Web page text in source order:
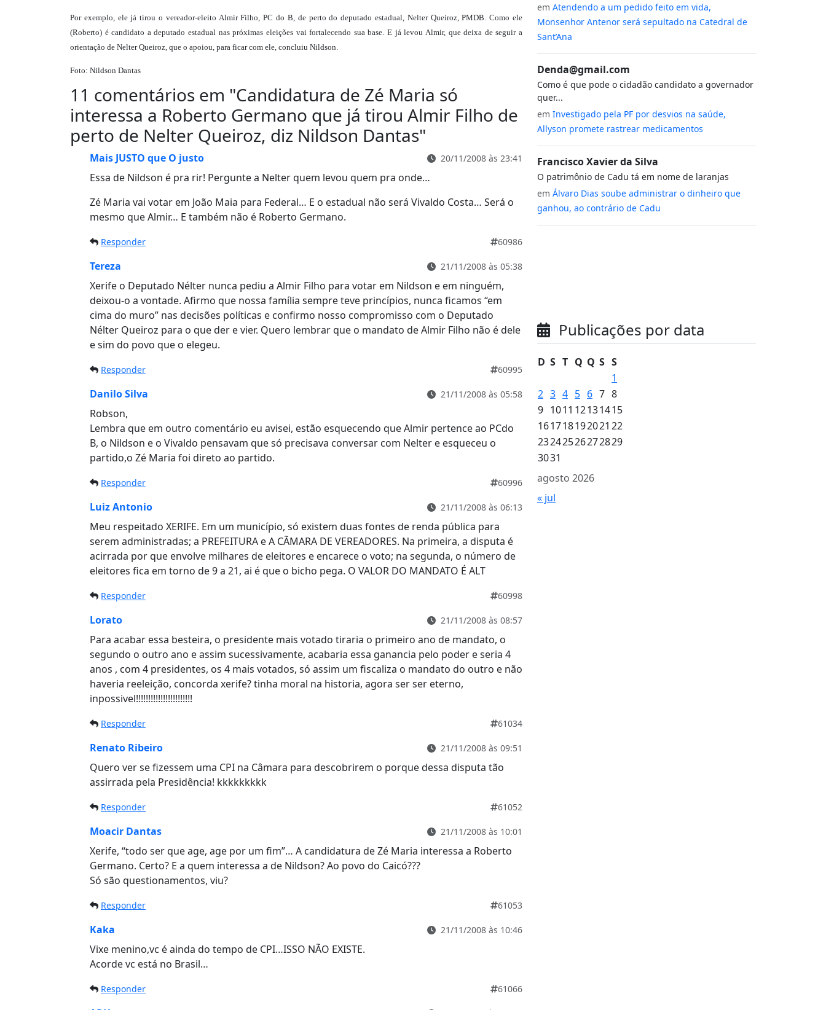
Por exemplo, ele já tirou o vereador-eleito Almir Filho, PC do B, de perto do deputado estadual, Nelter Queiroz, PMDB. Como ele
(Roberto) é candidato a deputado estadual nas próximas eleições vai fortalecendo sua base. E já levou Almir, que deixa de seguir a
orientação de Nelter Queiroz, que o apoiou, para ficar com ele, concluiu Nildson.
Foto: Nildson Dantas
11 comentários em "Candidatura de Zé Maria só
interessa a Roberto Germano que já tirou Almir Filho de
perto de Nelter Queiroz, diz Nildson Dantas"
Mais JUSTO que O justo 20/11/2008 às 23:41
Essa de Nildson é pra rir! Pergunte a Nelter quem levou quem pra onde…
Zé Maria vai votar em João Maia para Federal… E o estadual não será Vivaldo Costa… Será o
mesmo que Almir… E também não é Roberto Germano.
Responder 60986
Tereza 21/11/2008 às 05:38
Xerife o Deputado Nélter nunca pediu a Almir Filho para votar em Nildson e em ninguém,
deixou-o a vontade. Afirmo que nossa família sempre teve princípios, nunca ficamos “em
cima do muro” nas decisões políticas e confirmo nosso compromisso com o Deputado
Nélter Queiroz para o que der e vier. Quero lembrar que o mandato de Almir Filho não é dele
e sim do povo que o elegeu.
Responder 60995
Danilo Silva 21/11/2008 às 05:58
Robson,
Lembra que em outro comentário eu avisei, estão esquecendo que Almir pertence ao PCdo
B, o Nildson e o Vivaldo pensavam que só precisava conversar com Nelter e esqueceu o
partido,o Zé Maria foi direto ao partido.
Responder 60996
Luiz Antonio 21/11/2008 às 06:13
Meu respeitado XERIFE. Em um município, só existem duas fontes de renda pública para
serem administradas; a PREFEITURA e A CÃMARA DE VEREADORES. Na primeira, a disputa é
acirrada por que envolve milhares de eleitores e encarece o voto; na segunda, o número de
eleitores fica em torno de 9 a 21, ai é que o bicho pega. O VALOR DO MANDATO É ALT
Responder 60998
Lorato 21/11/2008 às 08:57
Para acabar essa besteira, o presidente mais votado tiraria o primeiro ano de mandato, o
segundo o outro ano e assim sucessivamente, acabaria essa ganancia pelo poder e seria 4
anos , com 4 presidentes, os 4 mais votados, só assim um fiscaliza o mandato do outro e não
haveria reeleição, concorda xerife? tinha moral na historia, agora ser ser eterno,
inpossivel!!!!!!!!!!!!!!!!!!!!!!!
Responder 61034
Renato Ribeiro 21/11/2008 às 09:51
Quero ver se fizessem uma CPI na Câmara para descobrirem o porque dessa disputa tão
assirrada pela Presidência! kkkkkkkkk
Responder 61052
Moacir Dantas 21/11/2008 às 10:01
Xerife, “todo ser que age, age por um fim”… A candidatura de Zé Maria interessa a Roberto
Germano. Certo? E a quem interessa a de Nildson? Ao povo do Caicó???
Só são questionamentos, viu?
Responder 61053
Kaka 21/11/2008 às 10:46
Vixe menino,vc é ainda do tempo de CPI…ISSO NÃO EXISTE.
Acorde vc está no Brasil…
Responder 61066
em Atendendo a um pedido feito em vida,
Monsenhor Antenor será sepultado na Catedral de
Sant’Ana
Denda@gmail.com
Como é que pode o cidadão candidato a governador
quer...
em Investigado pela PF por desvios na saúde,
Allyson promete rastrear medicamentos
Francisco Xavier da Silva
O patrimônio de Cadu tá em nome de laranjas
em Álvaro Dias soube administrar o dinheiro que
ganhou, ao contrário de Cadu
Publicações por data
agosto 2026
D S T Q Q S S
1
2 3 4 5 6 7 8
9 1011 12131415
161718192021 22
23242526272829
3031
« jul